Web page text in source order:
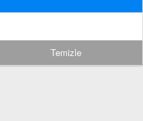
Temizle